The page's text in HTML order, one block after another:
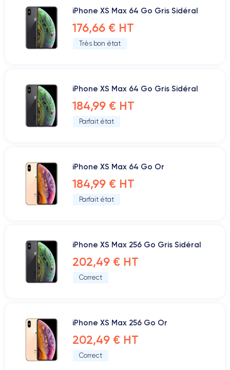
iPhone XS Max 64 Go Gris Sidéral
176,66 € HT
Très bon état
iPhone XS Max 64 Go Gris Sidéral
184,99 € HT
Parfait état
iPhone XS Max 64 Go Or
184,99 € HT
Parfait état
iPhone XS Max 256 Go Gris Sidéral
202,49 € HT
Correct
iPhone XS Max 256 Go Or
202,49 € HT
Correct